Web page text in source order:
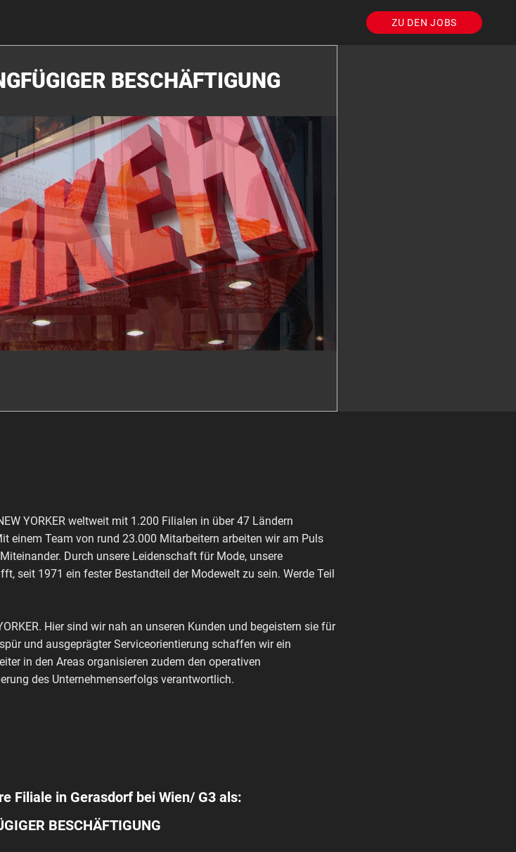
ZU DEN JOBS
BESCHÄFTIGUNG
YORKER weltweit mit 1.200 Filialen in über 47 Ländern
einem Team von rund 23.000 Mitarbeitern arbeiten wir am Puls
Durch unsere Leidenschaft für Mode, unsere
seit 1971 ein fester Bestandteil der Modewelt zu sein. Werde Teil
Hier sind wir nah an unseren Kunden und begeistern sie für
und ausgeprägter Serviceorientierung schaffen wir ein
in den Areas organisieren zudem den operativen
des Unternehmenserfolgs verantwortlich.
Filiale in Gerasdorf bei Wien/ G3 als:
BESCHÄFTIGUNG